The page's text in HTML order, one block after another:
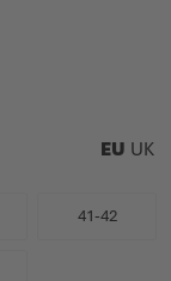
EU UK
41-42